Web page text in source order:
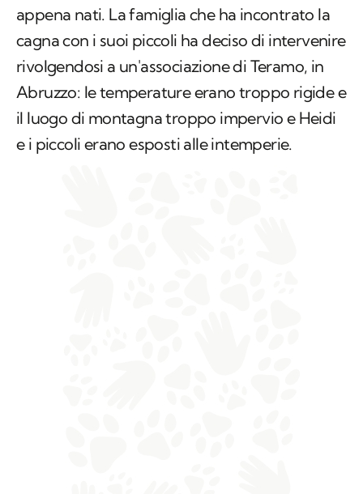
appena nati. La famiglia che ha incontrato la
cagna con i suoi piccoli ha deciso di intervenire
rivolgendosi a un'associazione di Teramo, in
Abruzzo: le temperature erano troppo rigide e
il luogo di montagna troppo impervio e Heidi
e i piccoli erano esposti alle intemperie.